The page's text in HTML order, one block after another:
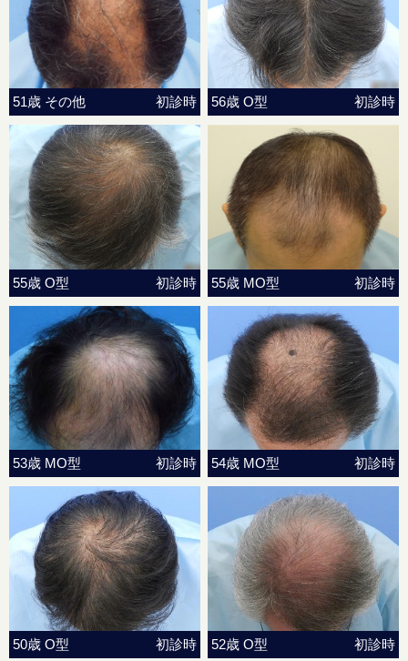
51歳 その他 初診時 56歳 O型 初診時
55歳 O型 初診時 55歳 MO型 初診時
53歳 MO型 初診時 54歳 MO型 初診時
50歳 O型 初診時 52歳 O型 初診時